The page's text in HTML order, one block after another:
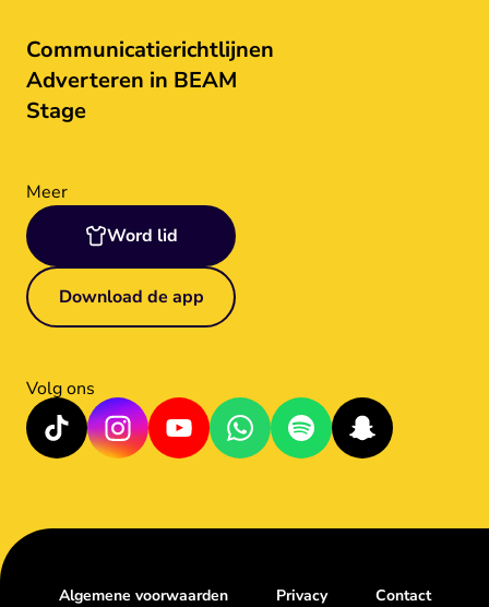
Communicatierichtlijnen
Adverteren in BEAM
Stage
Meer
Word lid
Download de app
Volg ons
Algemene voorwaarden Privacy Contact